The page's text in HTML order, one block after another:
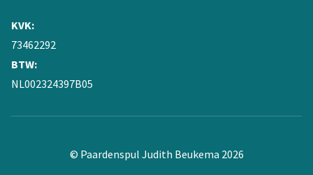
KVK:
73462292
BTW:
NL002324397B05
© Paardenspul Judith Beukema 2026